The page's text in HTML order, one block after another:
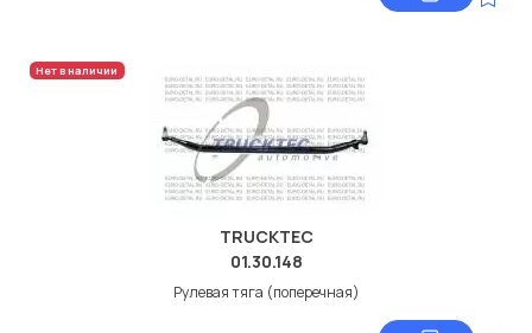
Нет в наличии
TRUCKTEC
01.30.148
Рулевая тяга (поперечная)